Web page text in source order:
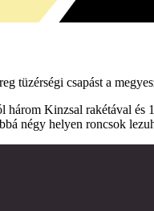
tüzérségi csapást a
Kinzsal rakétával
négy helyen roncsok